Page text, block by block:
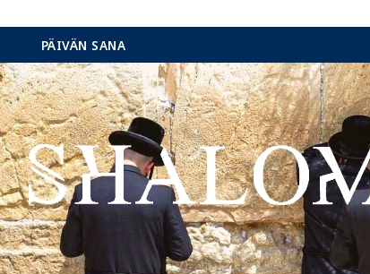
Hyppää
sisältöön
PÄIVÄN SANA